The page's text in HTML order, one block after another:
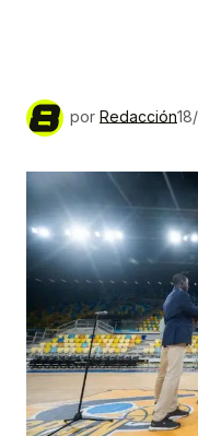
por Redacción